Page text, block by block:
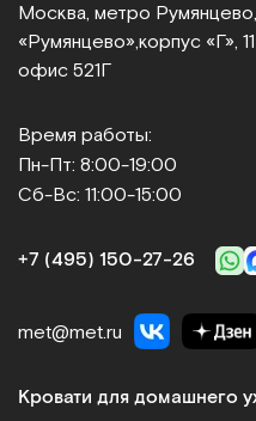
Москва, метро
«Румянцево», корпус «Г»,
офис 521Г
Время работы:
Пн-Пт: 8:00-19:00
Сб-Вс: 11:00-15:00
+7 (495) 150‑27‑26
met@met.ru
Кровати для домашнего